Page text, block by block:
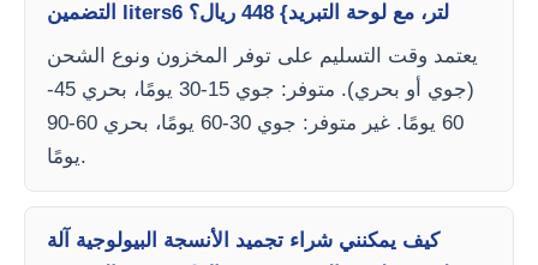
التضمين liters6 لتر، مع لوحة التبريد} 448 ريال؟
يعتمد وقت التسليم على توفر المخزون ونوع الشحن
(جوي أو بحري). متوفر: جوي 15-30 يومًا، بحري 45-
60 يومًا. غير متوفر: جوي 30-60 يومًا، بحري 60-90
يومًا.
كيف يمكنني شراء تجميد الأنسجة البيولوجية آلة